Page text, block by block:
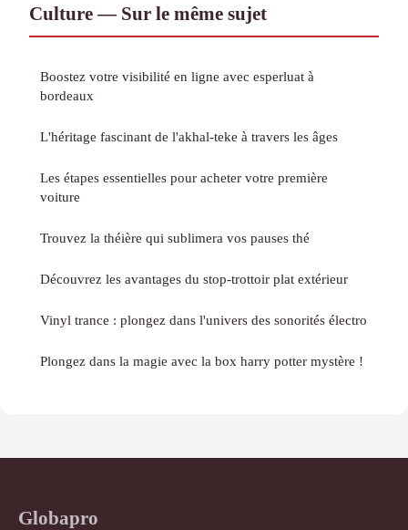
Culture — Sur le même sujet
Boostez votre visibilité en ligne avec esperluat à
bordeaux
L'héritage fascinant de l'akhal-teke à travers les âges
Les étapes essentielles pour acheter votre première
voiture
Trouvez la théière qui sublimera vos pauses thé
Découvrez les avantages du stop-trottoir plat extérieur
Vinyl trance : plongez dans l'univers des sonorités électro
Plongez dans la magie avec la box harry potter mystère !
Globapro